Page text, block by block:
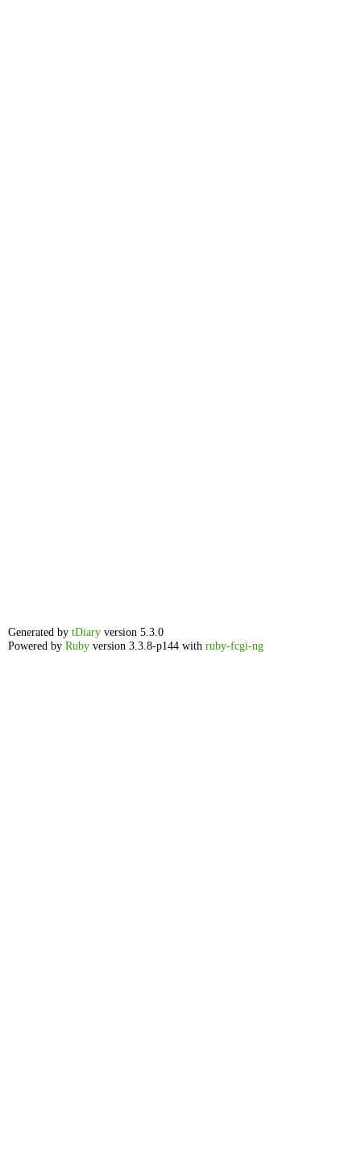
Generated by tDiary version 5.3.0
Powered by Ruby version 3.3.8-p144 with ruby-fcgi-ng